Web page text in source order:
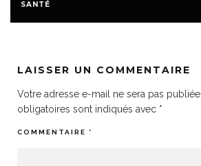
SANTÉ
LAISSER UN COMMENTAIRE
Votre adresse e-mail ne sera pas publiée.
obligatoires sont indiqués avec *
COMMENTAIRE *